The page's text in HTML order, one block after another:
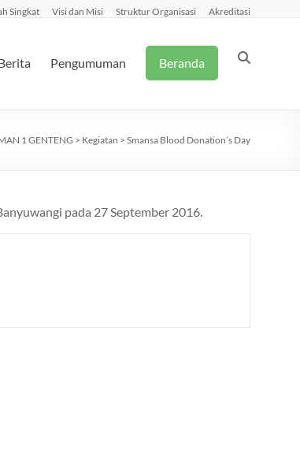
Singkat Visi dan Misi Struktur Organisasi Akreditasi
Pengumuman Beranda
1 GENTENG > Kegiatan > Smansa Blood Donation’s Day
pada 27 September 2016.